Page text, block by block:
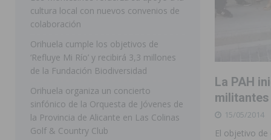
[ 07/08/2026 ] La Generalitat impulsa el
[ 07/08/2026 ] Benferri ya se prepara para dar
Bigastro se viste de gala para la
[ 07/08/2026 ] Rojales clausura con éxito las Fiestas
[ 08/08/2026 ] Controlado un incendio en la cocina
La PAH
15/05/2014
El objetivo
cultura local con nuevos convenios de
colaboración
Orihuela cumple los objetivos de
‘Refluye Mi Río’ y recibirá 3,3 millones
de la Fundación Biodiversidad
Orihuela organiza un concierto
sinfónico de la Orquesta de Jóvenes de
la Provincia de Alicante en Las Colinas
Golf & Country Club